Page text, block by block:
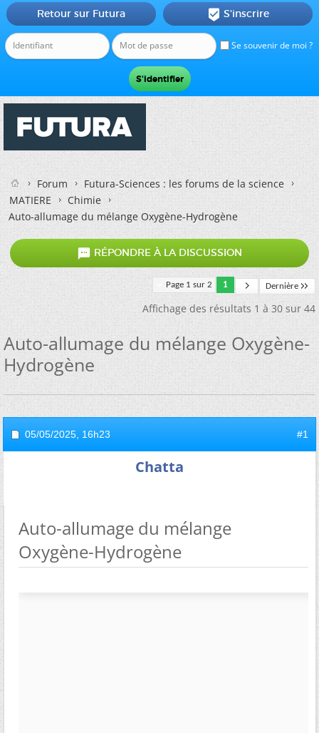
Se souvenir de moi ?
Retour sur Futura  S'inscrire
Forum
Futura-Sciences : les forums de la science
MATIERE
Chimie
Auto-allumage du mélange Oxygène-Hydrogène
 RÉPONDRE À LA DISCUSSION
Page 1 sur 2 1 Dernière
Affichage des résultats 1 à 30 sur 44
Auto-allumage du mélange Oxygène-
Hydrogène
05/05/2025, 16h23 #1
Chatta
Auto-allumage du mélange
Oxygène-Hydrogène